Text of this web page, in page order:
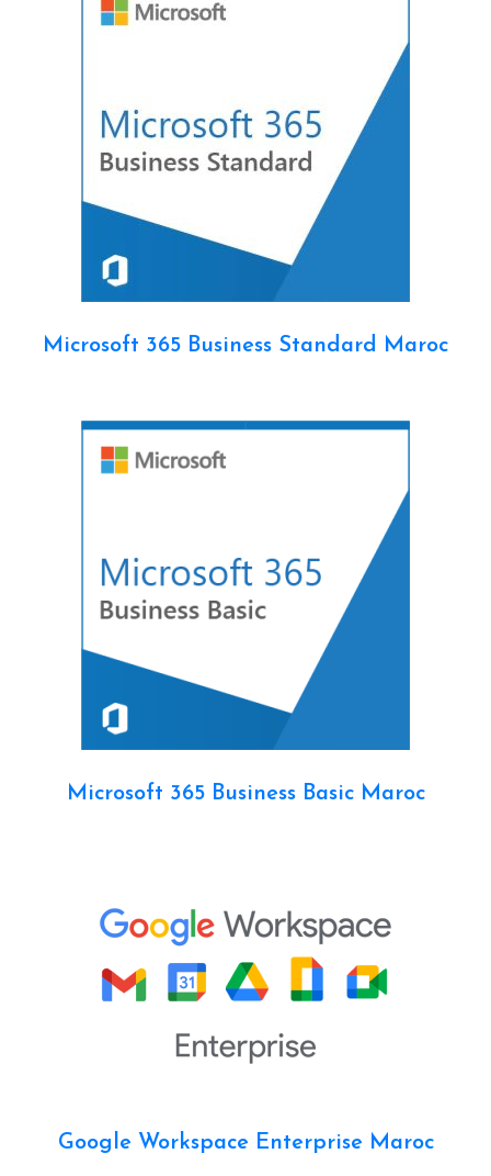
Microsoft 365 Business Standard Maroc
Microsoft 365 Business Basic Maroc
Google Workspace Enterprise Maroc